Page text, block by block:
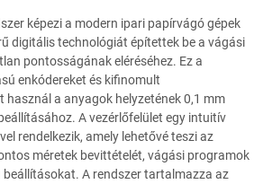
képezi a modern ipari papírvágó gépek
digitális technológiát építettek be a vágási
pontosságának eléréséhez. Ez a
enkódereket és kifinomult
a anyagok helyzetének 0,1 mm
A vezérlőfelület egy intuitív
rendelkezik, amely lehetővé teszi az
méretek bevittételét, vágási programok
A rendszer tartalmazza az